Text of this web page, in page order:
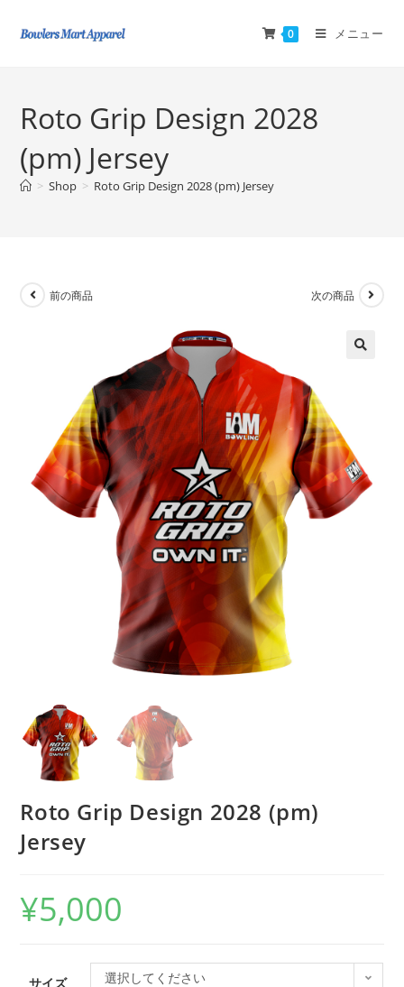
0 メニュー
Roto Grip Design 2028
(pm) Jersey
> Shop > Roto Grip Design 2028 (pm) Jersey
前の商品 次の商品
Roto Grip Design 2028 (pm)
Jersey
¥5,000
サイズ 選択してください